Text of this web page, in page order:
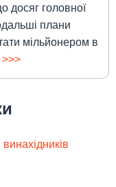
досяг головної
плани
мільйонером в
>>>